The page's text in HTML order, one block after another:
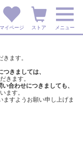
マイページ ストア メニュー
ます。
きましては、
きます。
い合わせにつきましても、
ます。
ますようお願い申し上げま